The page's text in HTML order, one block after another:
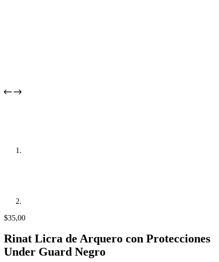
$35,00
Rinat Licra de Arquero con Protecciones
Under Guard Negro